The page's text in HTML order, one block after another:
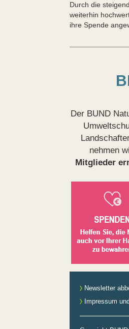
Durch die
weiterhin
ihre Spende
Der BUND
nehmen
Mitglieder
Newsletter
Impressum